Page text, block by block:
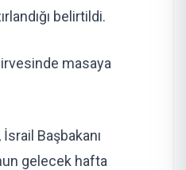
belirtildi.
masaya
Başbakanı
gelecek hafta